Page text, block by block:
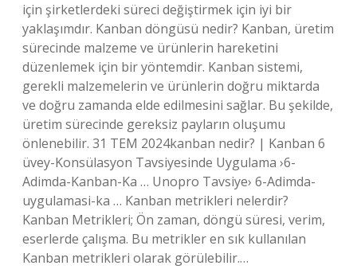
için şirketlerdeki süreci değiştirmek için iyi bir
yaklaşımdır. Kanban döngüsü nedir? Kanban, üretim
sürecinde malzeme ve ürünlerin hareketini
düzenlemek için bir yöntemdir. Kanban sistemi,
gerekli malzemelerin ve ürünlerin doğru miktarda
ve doğru zamanda elde edilmesini sağlar. Bu şekilde,
üretim sürecinde gereksiz payların oluşumu
önlenebilir. 31 TEM 2024kanban nedir? | Kanban 6
üvey-Konsülasyon Tavsiyesinde Uygulama ›6-
Adimda-Kanban-Ka … Unopro Tavsiye› 6-Adimda-
uygulamasi-ka … Kanban metrikleri nelerdir?
Kanban Metrikleri; Ön zaman, döngü süresi, verim,
eserlerde çalışma. Bu metrikler en sık kullanılan
Kanban metrikleri olarak görülebilir.…